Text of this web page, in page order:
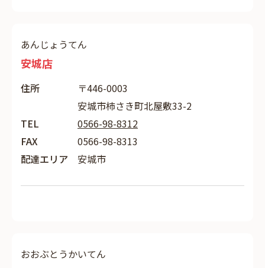
あんじょうてん
安城店
住所
〒446-0003
安城市柿さき町北屋敷33-2
TEL
0566-98-8312
FAX
0566-98-8313
配達エリア
安城市
おおぶとうかいてん